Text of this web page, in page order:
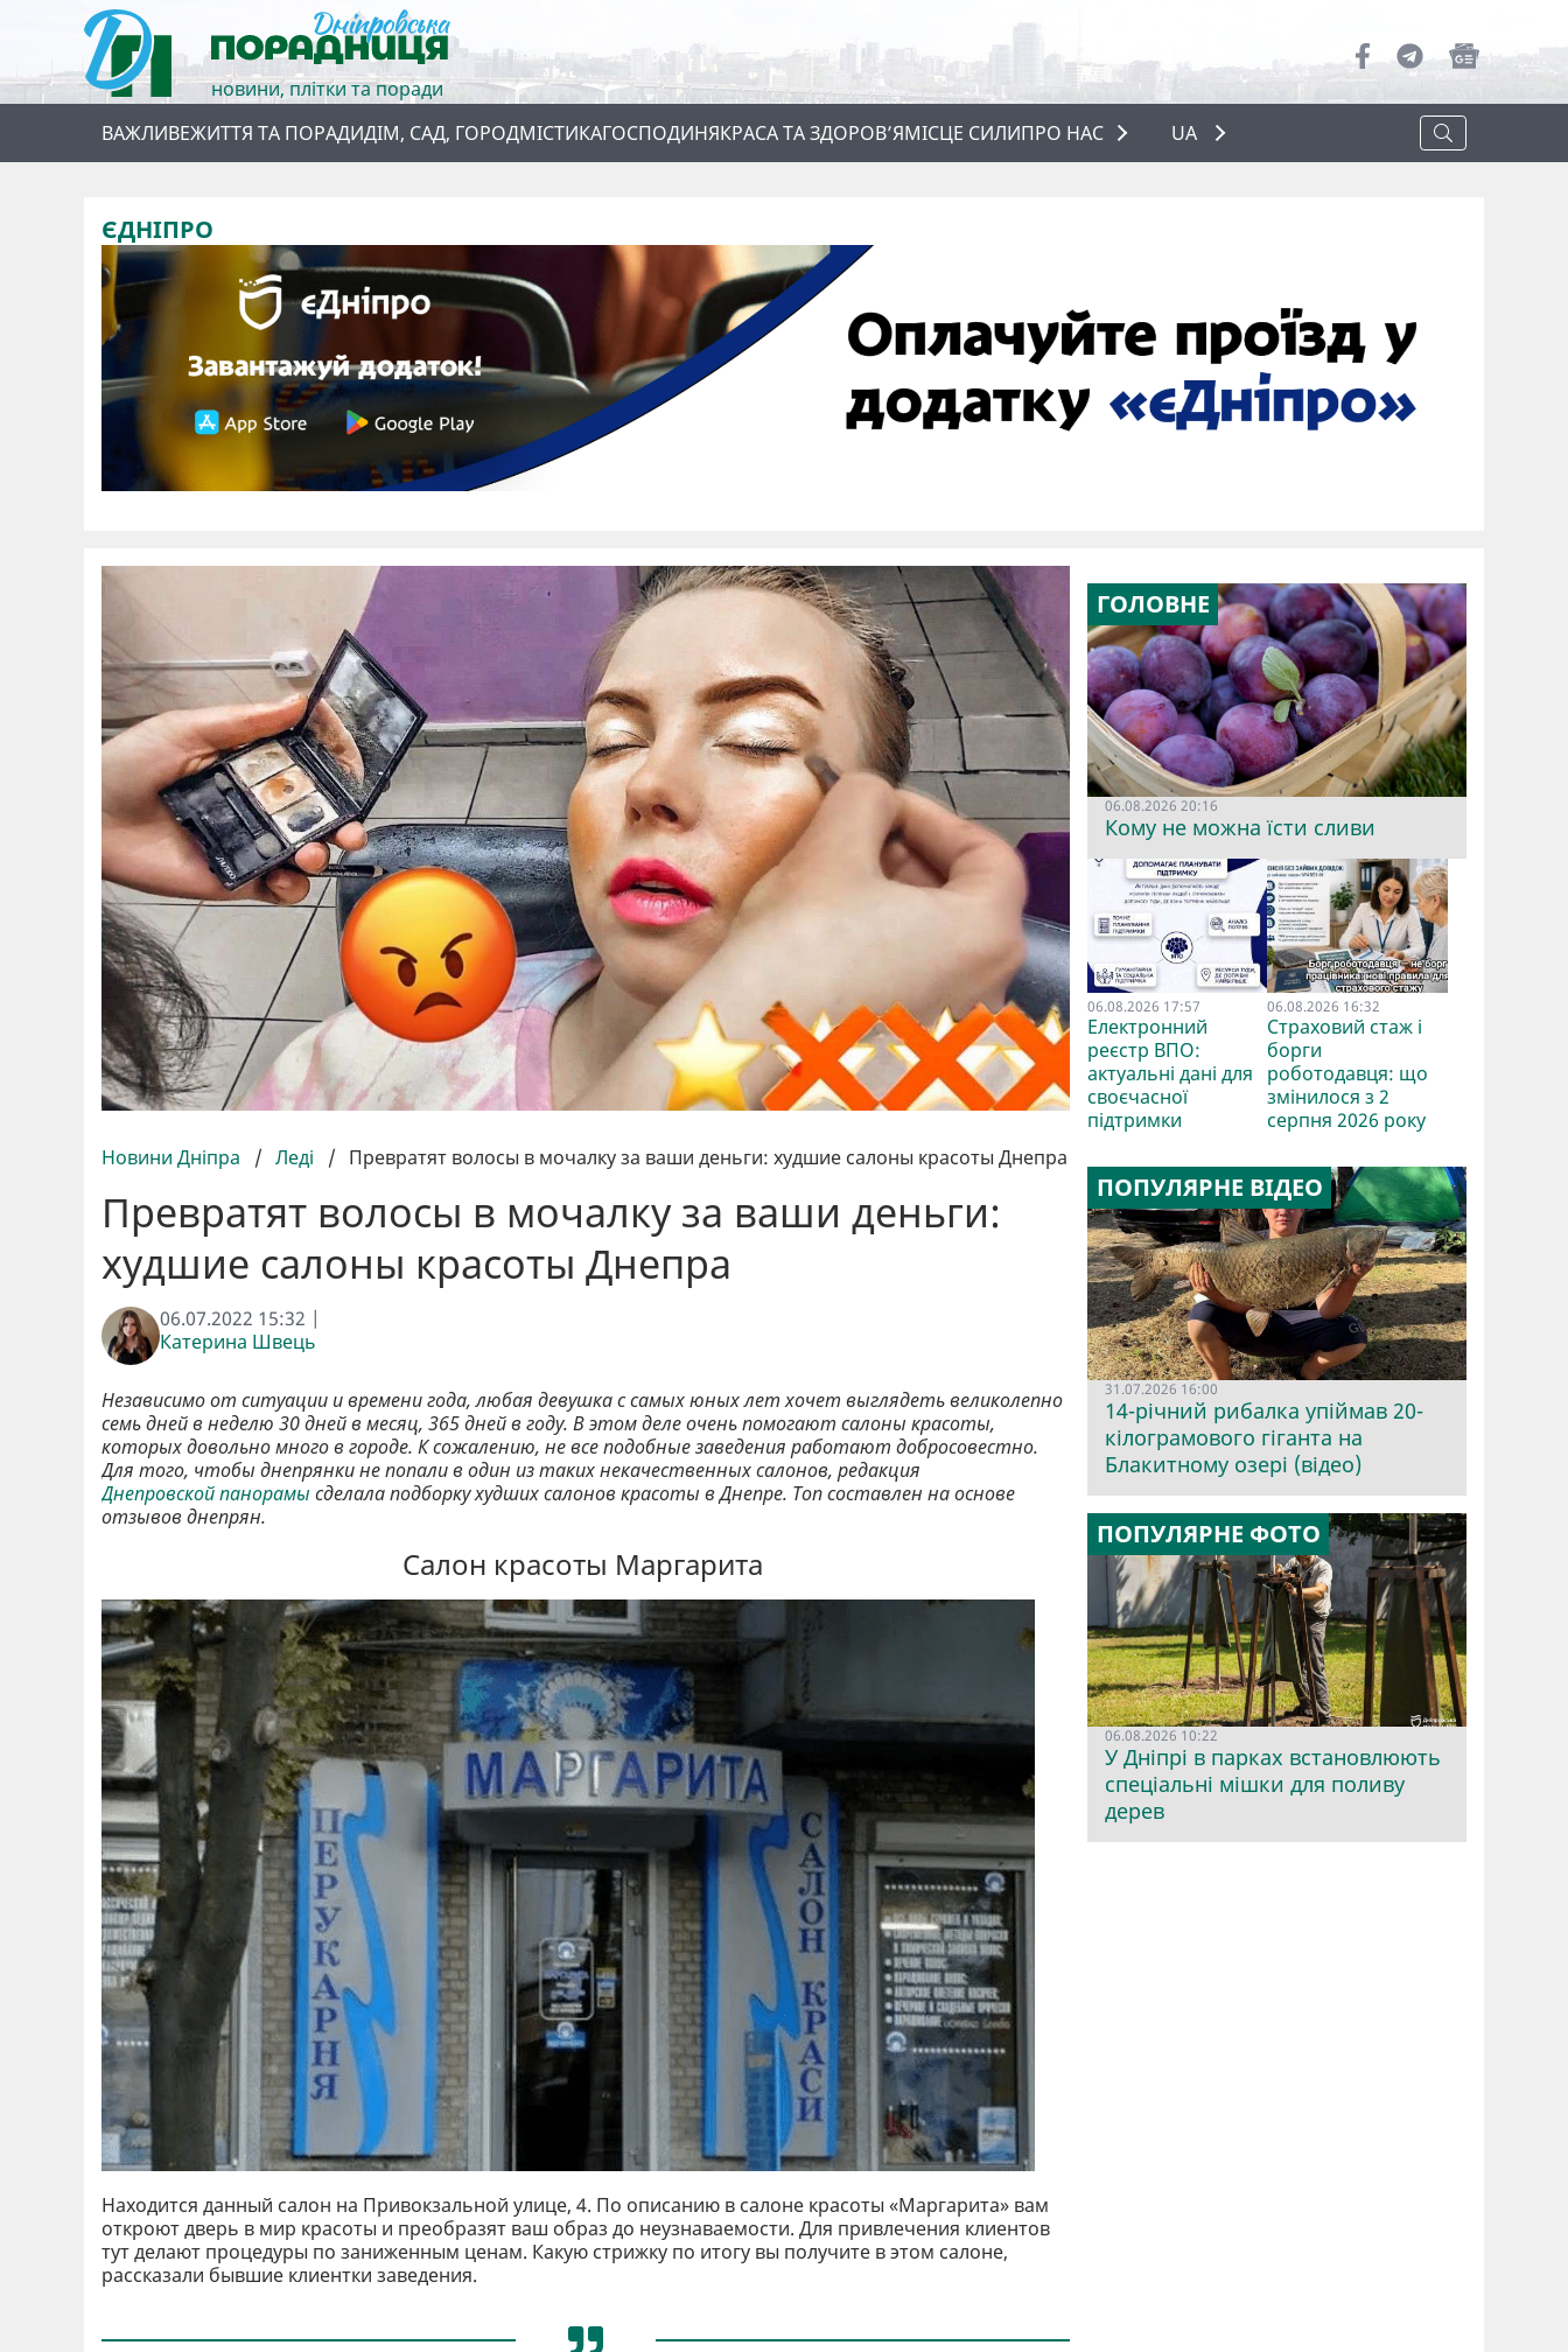
новини, плітки та поради
ВАЖЛИВЕЖИТТЯ ТА ПОРАДИДІМ, САД, ГОРОДМІСТИКАГОСПОДИНЯКРАСА ТА ЗДОРОВ’ЯМІСЦЕ СИЛИПРО НАС
ПРО НАС
UA
ЄДНІПРО
Новини Дніпра / Леді / Превратят волосы в мочалку за ваши деньги: худшие салоны красоты Днепра
Превратят волосы в мочалку за ваши деньги:
худшие салоны красоты Днепра
06.07.2022 15:32 |
Катерина Швець
Независимо от ситуации и времени года, любая девушка с самых юных лет хочет выглядеть великолепно
семь дней в неделю 30 дней в месяц, 365 дней в году. В этом деле очень помогают салоны красоты,
которых довольно много в городе. К сожалению, не все подобные заведения работают добросовестно.
Для того, чтобы днепрянки не попали в один из таких некачественных салонов, редакция
Днепровской панорамы сделала подборку худших салонов красоты в Днепре. Топ составлен на основе
отзывов днепрян.
Салон красоты Маргарита
Находится данный салон на Привокзальной улице, 4. По описанию в салоне красоты «Маргарита» вам
откроют дверь в мир красоты и преобразят ваш образ до неузнаваемости. Для привлечения клиентов
тут делают процедуры по заниженным ценам. Какую стрижку по итогу вы получите в этом салоне,
рассказали бывшие клиентки заведения.
ГОЛОВНЕ
06.08.2026 20:16
Кому не можна їсти сливи
06.08.2026 17:57
Електронний
реєстр ВПО:
актуальні дані для
своєчасної
підтримки
06.08.2026 16:32
Страховий стаж і
борги
роботодавця: що
змінилося з 2
серпня 2026 року
ПОПУЛЯРНЕ ВІДЕО
31.07.2026 16:00
14-річний рибалка упіймав 20-
кілограмового гіганта на
Блакитному озері (відео)
ПОПУЛЯРНЕ ФОТО
06.08.2026 10:22
У Дніпрі в парках встановлюють
спеціальні мішки для поливу
дерев